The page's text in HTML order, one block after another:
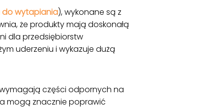
do wytapiania), wykonane są z
że ​​produkty mają doskonałą
dla przedsiębiorstw
uderzeniu i wykazuje dużą
części odpornych na
mogą znacznie poprawić